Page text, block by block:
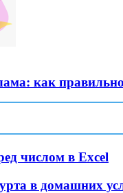
как
числом в Excel
в домашних